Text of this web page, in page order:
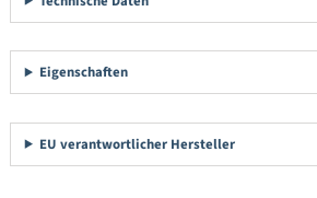
Eigenschaften
EU verantwortlicher Hersteller